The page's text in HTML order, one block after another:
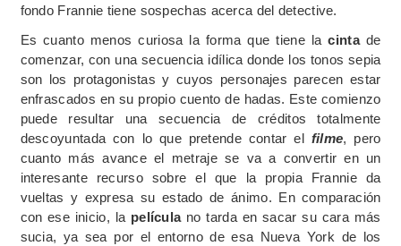
fondo Frannie tiene sospechas acerca del detective.
Es cuanto menos curiosa la forma que tiene lacintade
comenzar, con una secuencia idílica donde los tonos sepia
son los protagonistas y cuyos personajes parecen estar
enfrascados en su propio cuento de hadas. Este comienzo
puede resultar una secuencia de créditos totalmente
descoyuntada con lo que pretende contar el filme, pero
cuanto más avance el metraje se va a convertir en un
interesante recurso sobre el que la propia Frannie da
vueltas y expresa su estado de ánimo. En comparación
con ese inicio, la películano tarda en sacar su cara más
sucia, ya sea por el entorno de esa Nueva York de los